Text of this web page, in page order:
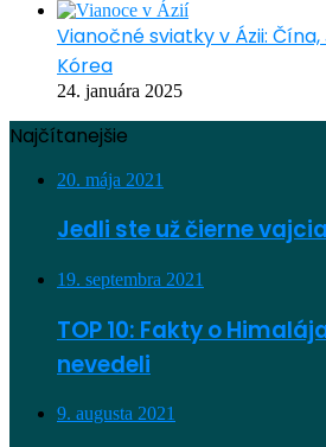
Vianočné sviatky v Ázii:
Kórea
24. januára 2025
Najčítanejšie
20. mája 2021
Jedli ste už čierne
19. septembra 2021
TOP 10: Fakty o
nevedeli
9. augusta 2021